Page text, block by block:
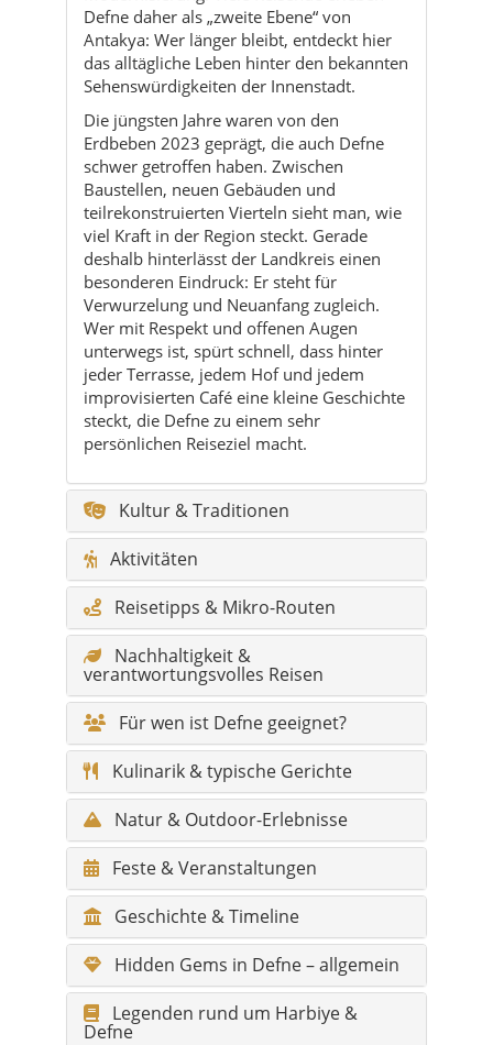
Die jüngsten Jahre waren von den
Erdbeben 2023 geprägt, die auch Defne
schwer getroffen haben. Zwischen
Baustellen, neuen Gebäuden und
teilrekonstruierten Vierteln sieht man, wie
viel Kraft in der Region steckt. Gerade
deshalb hinterlässt der Landkreis einen
besonderen Eindruck: Er steht für
Verwurzelung und Neuanfang zugleich.
Wer mit Respekt und offenen Augen
unterwegs ist, spürt schnell, dass hinter
jeder Terrasse, jedem Hof und jedem
improvisierten Café eine kleine Geschichte
steckt, die Defne zu einem sehr
persönlichen Reiseziel macht.
Kultur & Traditionen
Aktivitäten
Reisetipps & Mikro-Routen
Nachhaltigkeit &
verantwortungsvolles Reisen
Für wen ist Defne geeignet?
Kulinarik & typische Gerichte
Natur & Outdoor-Erlebnisse
Feste & Veranstaltungen
Geschichte & Timeline
Hidden Gems in Defne – allgemein
Legenden rund um Harbiye &
Defne
Sagen & Erzählungen aus den
Mahalle
Klima & beste Reisezeit